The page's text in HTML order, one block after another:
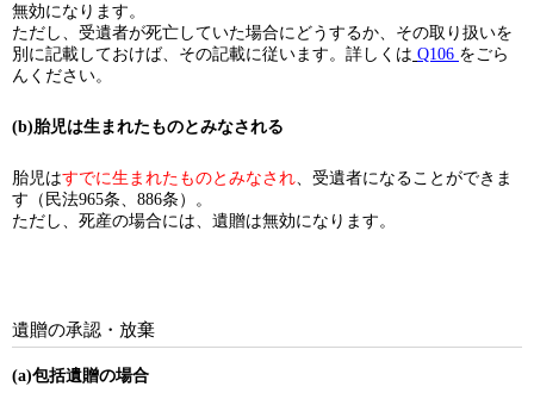
無効になります。
ただし、受遺者が死亡していた場合にどうするか、その取り扱いを
別に記載しておけば、その記載に従います。詳しくは Q106 をごら
んください。
(b)胎児は生まれたものとみなされる
胎児はすでに生まれたものとみなされ、受遺者になることができま
す（民法965条、886条）。
ただし、死産の場合には、遺贈は無効になります。
遺贈の承認・放棄
(a)包括遺贈の場合